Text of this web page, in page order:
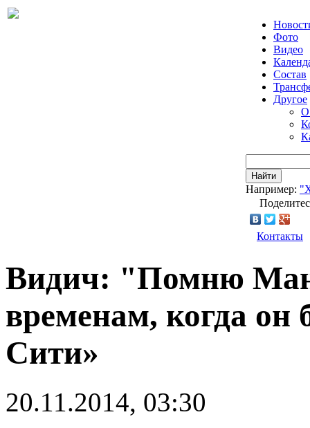
Фото
Видео
Состав
Другое
О
Найти
Например:
Контакты
Видич: "Помню
временам, когда
Сити»
20.11.2014, 03:30